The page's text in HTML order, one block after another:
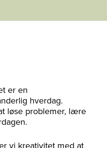
er en
hverdag.
løse problemer, lære
vi kreativitet med at